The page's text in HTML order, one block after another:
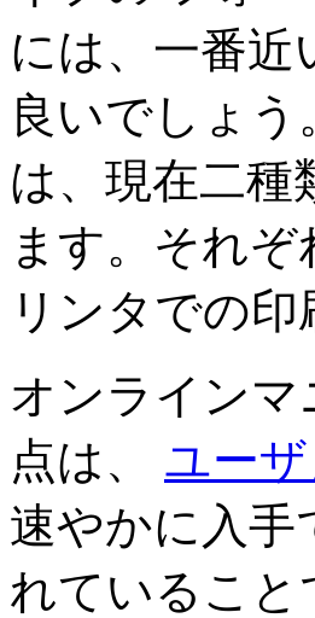
には、一番
良いでしょ
は、現在二種
ます。それ
リンタでの
オンライン
点は、 ユーザ
速やかに入手
れていること